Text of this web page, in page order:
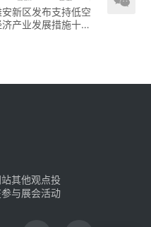
安新区发布支持低空
产业发展措施十二
其他观点投
与展会活动